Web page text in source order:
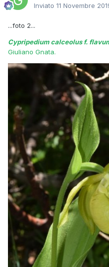
Inviato 11 Novembre
...foto 2...
Cypripedium calceolus f.
Giuliano Gnata.